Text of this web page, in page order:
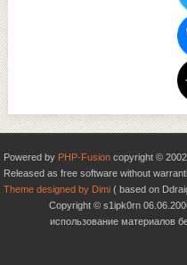
Powered by PHP-Fusion copyright ©
Released as free software without
Theme designed by Dimi ( based on
Copyright © s1ipk0rn
использование материалов